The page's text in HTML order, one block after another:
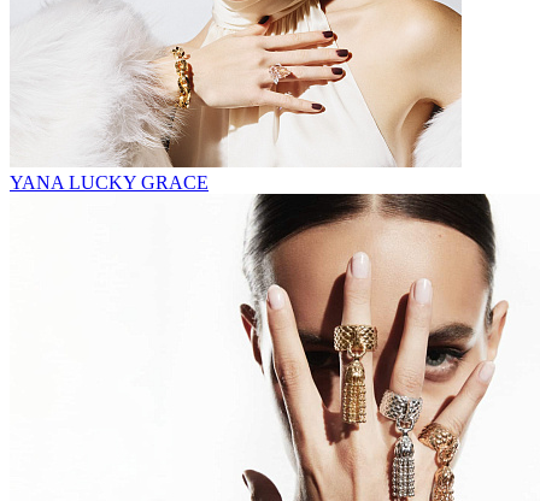
YANA LUCKY GRACE